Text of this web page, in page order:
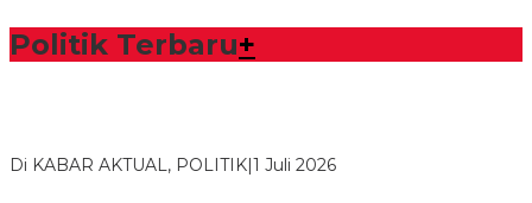
Politik Terbaru+
Di KABAR AKTUAL, POLITIK|1 Juli 2026